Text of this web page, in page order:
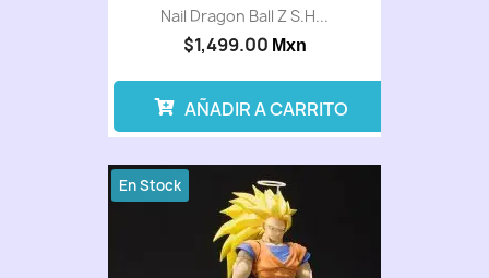
Nail Dragon Ball Z S.H...
$1,499.00 Mxn
AÑADIR A CARRITO
En Stock